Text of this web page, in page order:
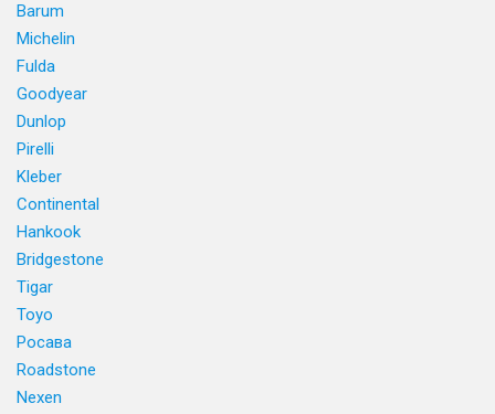
Barum
Michelin
Fulda
Goodyear
Dunlop
Pirelli
Kleber
Continental
Hankook
Bridgestone
Tigar
Toyo
Росава
Roadstone
Nexen